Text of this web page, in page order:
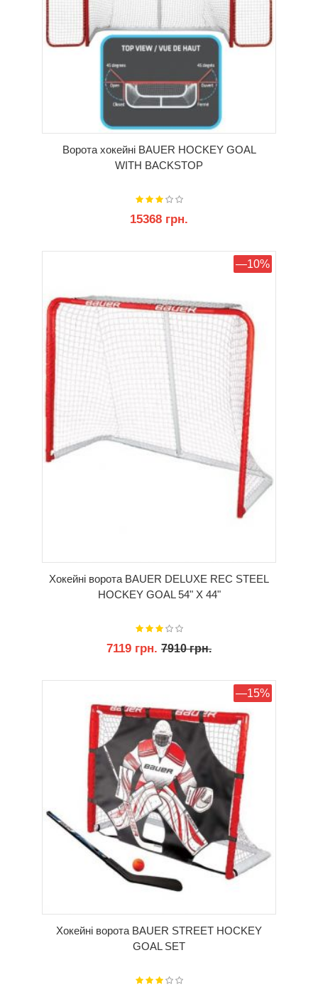
Ворота хокейні BAUER HOCKEY GOAL
WITH BACKSTOP
15368 грн.
—10%
Хокейні ворота BAUER DELUXE REC STEEL
HOCKEY GOAL 54" Х 44"
7119 грн. 7910 грн.
—15%
Хокейні ворота BAUER STREET HOCKEY
GOAL SET